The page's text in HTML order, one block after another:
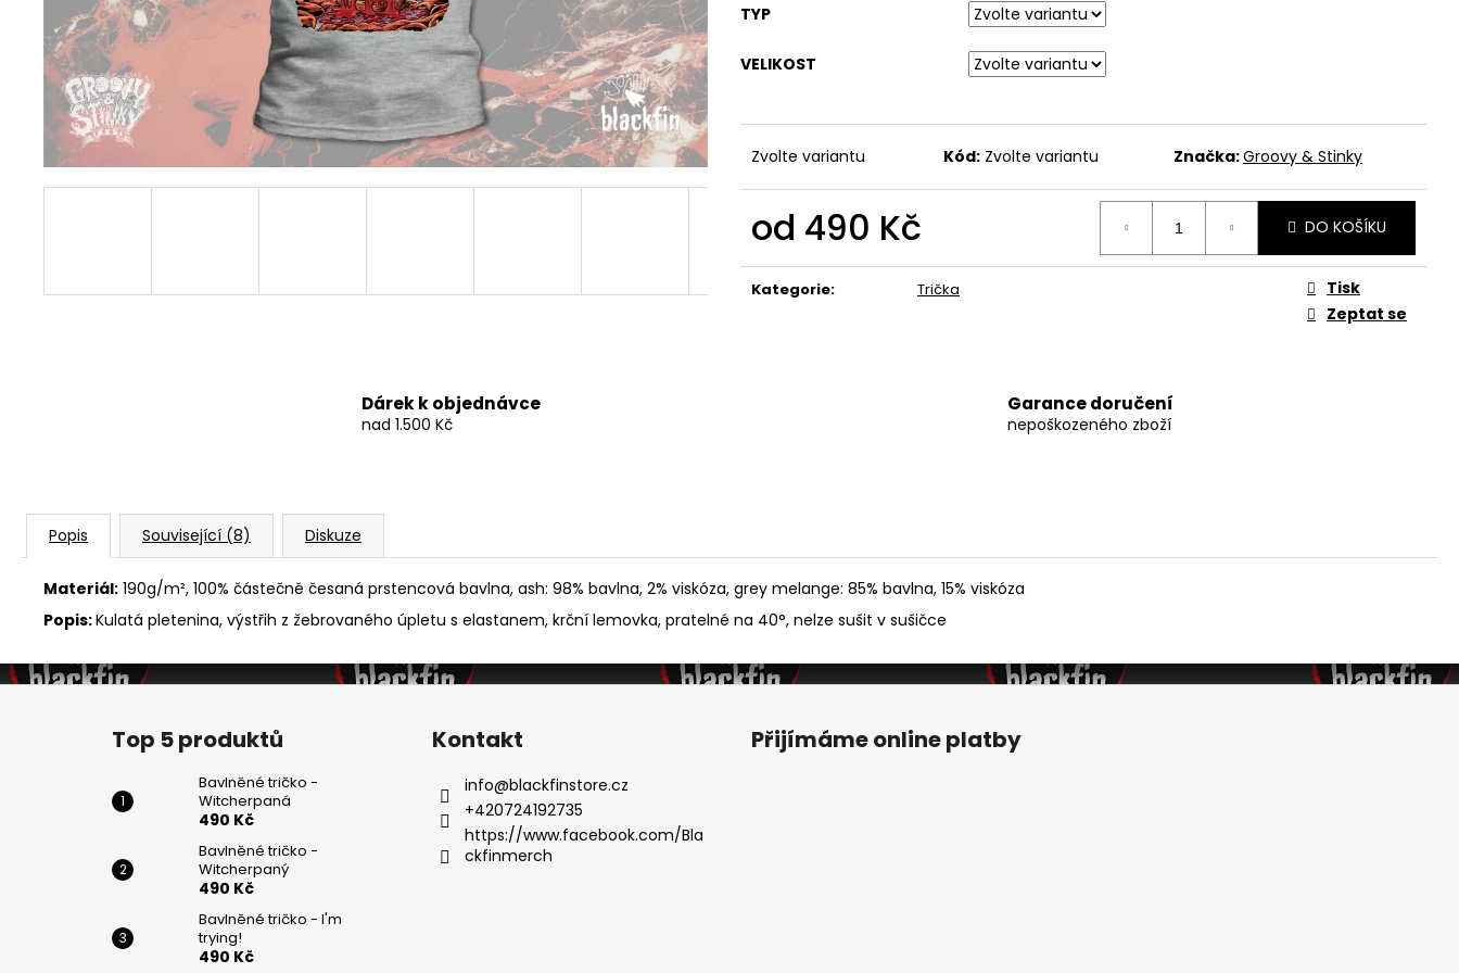
TYP
VELIKOST
Zvolte variantu Kód: Zvolte variantu Značka:Groovy & Stinky
od 490 Kč
cena:
DO KOŠÍKU
Kategorie: Trička
Tisk
Zeptat se
Dárek k objednávce
nad 1.500 Kč
Garance doručení
nepoškozeného zboží
Popis Související (8) Diskuze
Materiál: 190g/m², 100% částečně česaná prstencová bavlna, ash: 98% bavlna, 2% viskóza, grey melange: 85% bavlna, 15% viskóza
Popis:Kulatá pletenina, výstřih z žebrovaného úpletu s elastanem, krční lemovka, pratelné na 40°, nelze sušit v sušičce
490 Kč
490 Kč
Z
Top 5 produktů
Bavlněné tričko -
Witcherpaná
490 Kč
Bavlněné tričko -
Witcherpaný
490 Kč
Bavlněné tričko - I'm
trying!
490 Kč
Kontakt
info@blackfinstore.cz
+420724192735
https://www.facebook.com/Bla
ckfinmerch
Přijímáme online platby